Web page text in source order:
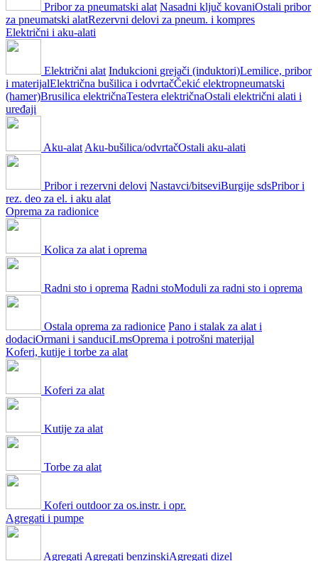
Pribor za pneumatski alat Nasadni ključ kovaniOstali pribor
za pneumatski alatRezervni delovi za pneum. i kompres
Električni i aku-alati
Električni alat Indukcioni grejači (induktori)Lemilice, pribor
i materijalElektrična bušilica i odvrtačČekić elektropneumatski
(hamer)Brusilica električnaTestera električnaOstali električni alati i
uređaji
Aku-alatAku-bušilica/odvrtačOstali aku-alati
Pribor i rezervni delovi Nastavci/bitseviBurgije sdsPribor i
rez. deo za el. i aku alat
Oprema za radionice
Kolica za alat i oprema
Radni sto i oprema Radni stoModuli za radni sto i oprema
Ostala oprema za radionice Pano i stalak za alat i
dodaciOrmani i sanduciLmsOprema i potrošni materijal
Koferi, kutije i torbe za alat
Koferi za alat
Kutije za alat
Torbe za alat
Koferi outdoor za os.instr. i opr.
Agregati i pumpe
AgregatiAgregati benzinskiAgregati dizel